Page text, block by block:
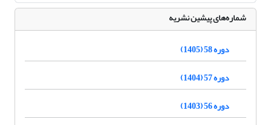
شماره‌های پیشین نشریه
دوره 58 (1405)
دوره 57 (1404)
دوره 56 (1403)